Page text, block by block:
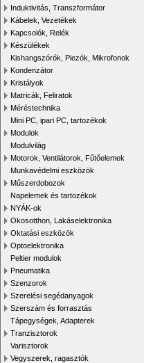
Induktivitás, Transzformátor
Kábelek, Vezetékek
Kapcsolók, Relék
Készülékek
Kishangszórók, Piezók, Mikrofonok
Kondenzátor
Kristályok
Matricák, Feliratok
Méréstechnika
Mini PC, ipari PC, tartozékok
Modulok
Modulvilág
Motorok, Ventilátorok, Fűtőelemek
Munkavédelmi eszközök
Műszerdobozok
Napelemek és tartozékok
NYÁK-ok
Okosotthon, Lakáselektronika
Oktatási eszközök
Optoelektronika
Peltier modulok
Pneumatika
Szenzorok
Szerelési segédanyagok
Szerszám és forrasztás
Tápegységek, Adapterek
Tranzisztorok
Varisztorok
Vegyszerek, ragasztók